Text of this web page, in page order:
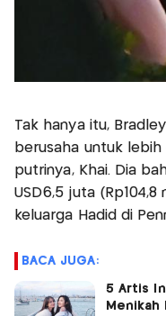
Tak hanya itu,
berusaha untuk
putrinya, Khai. Dia
USD6,5 juta
keluarga Hadid di
BACA JUGA:
5 Artis
Menikah